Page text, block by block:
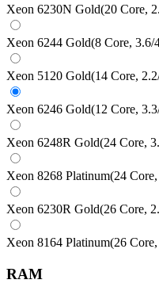
Xeon 6230N Gold(20 Core,
Xeon 6244 Gold(8 Core, 3.6/
Xeon 5120 Gold(14 Core,
Xeon 6246 Gold(12 Core,
Xeon 6248R Gold(24 Core,
Xeon 8268 Platinum(24
Xeon 6230R Gold(26 Core,
Xeon 8164 Platinum(26
RAM